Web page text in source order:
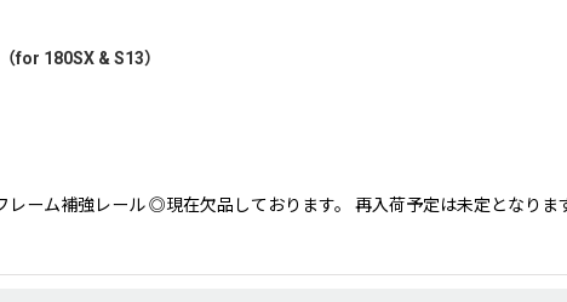
絞り込む
for 180SX & S13）
ーム補強レール ◎現在欠品しております。 再入荷予定は未定となりま